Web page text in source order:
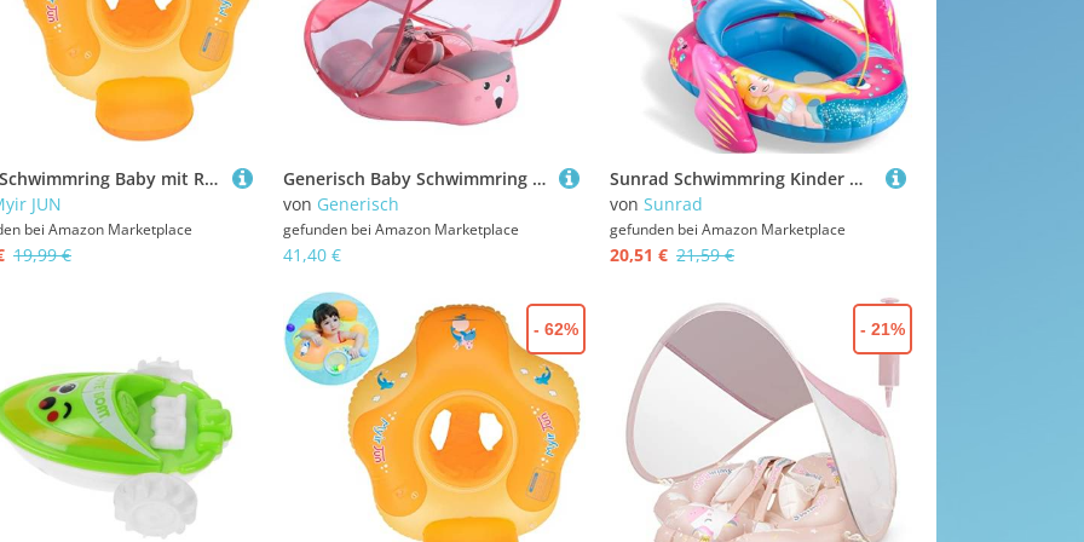
Myir Schwimmring Baby mit Rückenlehne, Aufblasbare Baby Schwimmsitz Schwimmhilfe Swimtrainer Schwimmtrainer Kinder Kleinkind Schwimmreifen Float
JUN
bei Amazon Marketplace
19,99 €
Generisch Baby Schwimmring - Kleinkind Schwimmhilfe | Schwimmreifen Kind | Schwimmtrainer Wasserspielzeug | Kind Pool Badereifen | Pool Schwimmboje | Sicher Schwimmtrainer
von Generisch
gefunden bei Amazon Marketplace
41,40 €
Sunrad Schwimmring Kinder mit Wasserpistole,Aufblasbarer Meerjungfrau Schwimmreifen,Kinder Schlauchboot Schwimmring,Schwimmhilfe Kinder Schwimmsitz für Kleinkind von 3-10 Jahre
von Sunrad
gefunden bei Amazon Marketplace
20,51 € 21,59 €
- 62% - 21%